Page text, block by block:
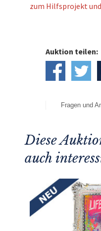
zum Hilfsprojekt
Auktion teilen:
Fragen und
Diese
auch